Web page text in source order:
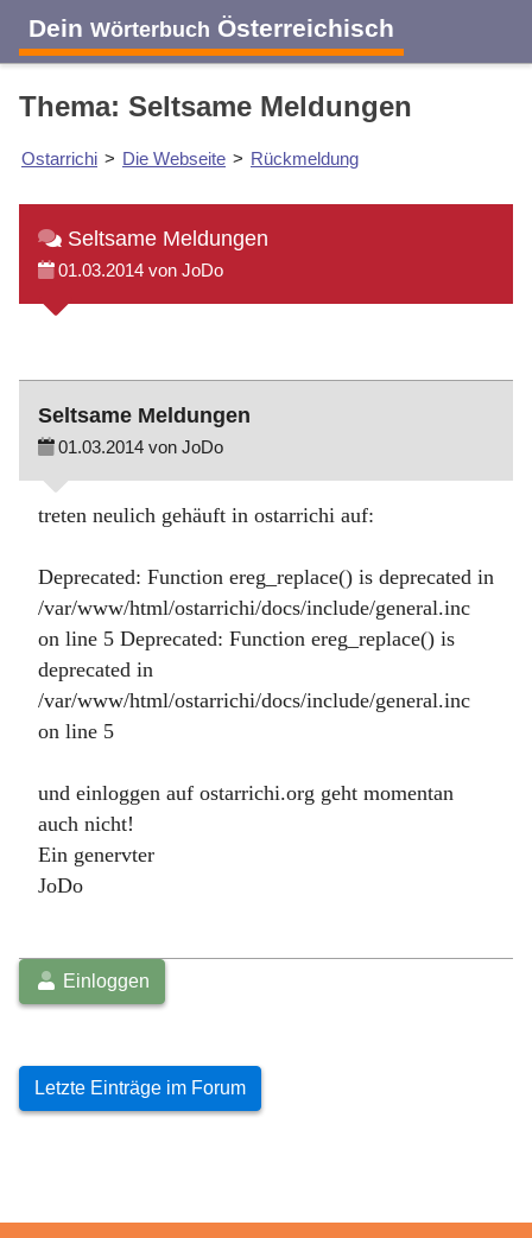
Dein Wörterbuch Österreichisch
Thema: Seltsame Meldungen
Ostarrichi > Die Webseite > Rückmeldung
Seltsame Meldungen
01.03.2014 von JoDo
Seltsame Meldungen
01.03.2014 von JoDo
treten neulich gehäuft in ostarrichi auf:
Deprecated: Function ereg_replace() is deprecated in
/var/www/html/ostarrichi/docs/include/general.inc
on line 5 Deprecated: Function ereg_replace() is
deprecated in
/var/www/html/ostarrichi/docs/include/general.inc
on line 5
und einloggen auf ostarrichi.org geht momentan
auch nicht!
Ein genervter
JoDo
Einloggen
Letzte Einträge im Forum